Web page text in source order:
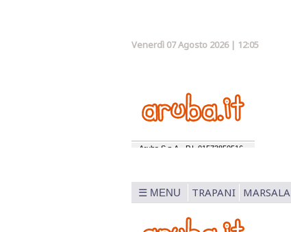
Venerdì 07 Agosto 2026 | 12:05
☰ MENU TRAPANI MARSALA